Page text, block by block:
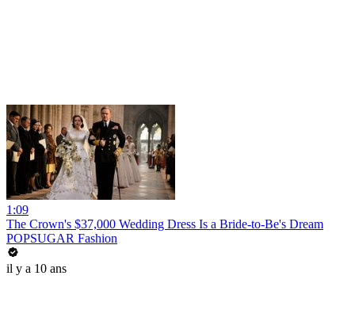
1:09
The Crown's $37,000 Wedding Dress Is a Bride-to-Be's Dream
POPSUGAR Fashion
il y a 10 ans